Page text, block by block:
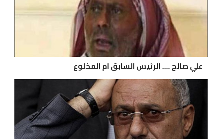
علي صالح .... الرئيس السابق ام المخلوع